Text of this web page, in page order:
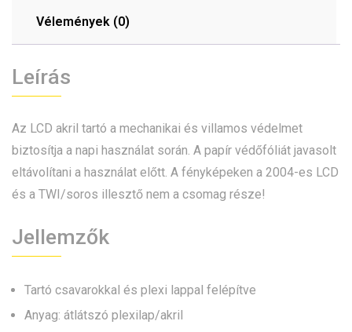
Vélemények (0)
Leírás
Az LCD akril tartó a mechanikai és villamos védelmet
biztosítja a napi használat során. A papír védőfóliát javasolt
eltávolítani a használat előtt. A fényképeken a 2004-es LCD
és a TWI/soros illesztő nem a csomag része!
Jellemzők
Tartó csavarokkal és plexi lappal felépítve
Anyag: átlátszó plexilap/akril